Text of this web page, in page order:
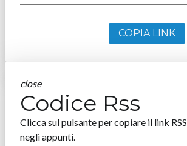
COPIA LINK
close
Codice Rss
Clicca sul pulsante per copiare il link RSS
negli appunti.